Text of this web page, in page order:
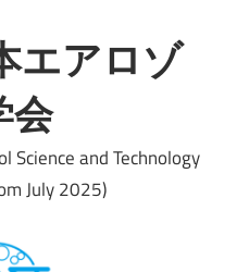
エアロゾ
会
Science and Technology
July 2025)